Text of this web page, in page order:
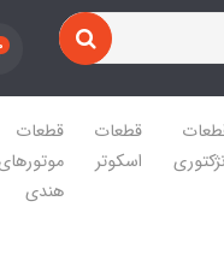
0
قطعات
اسکوتر
قطعات
هندی